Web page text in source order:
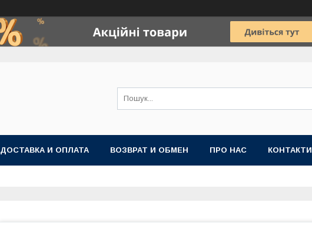
ДОСТАВКА И ОПЛАТА ВОЗВРАТ И ОБМЕН ПРО НАС КОНТАКТИ